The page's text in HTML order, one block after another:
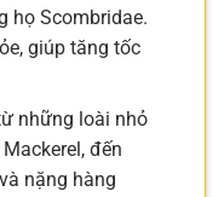
họ Scombridae.
giúp tăng tốc
những loài nhỏ
đến
nặng hàng